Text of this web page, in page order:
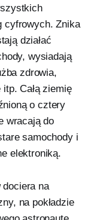
cyfrowych. Znika
działać
wysiadają
zdrowia,
Całą ziemię
o cztery
wracają do
samochody i
elektroniką.
dociera na
na pokładzie